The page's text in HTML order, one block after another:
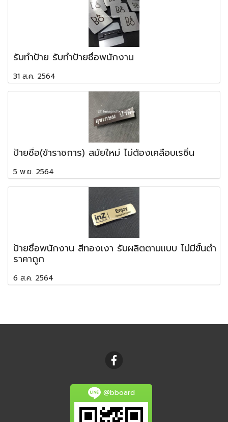
รับทำป้าย รับทำป้ายชื่อพนักงาน
31 ส.ค. 2564
ป้ายชื่อ(ข้าราชการ) สมัยใหม่ ไม่ต้องเคลือบเรซิ่น
5 พ.ย. 2564
ป้ายชื่อพนักงาน สีทองเงา รับผลิตตามแบบ ไม่มีขั้นต่ำ
ราคาถูก
6 ส.ค. 2564
@bboard